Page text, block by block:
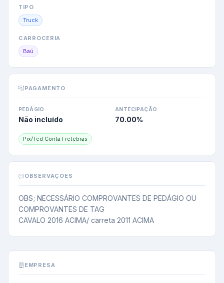
TIPO
Truck
CARROCERIA
Baú
PAGAMENTO
PEDÁGIO
Não incluído
ANTECIPAÇÃO
70.00%
Pix/Ted Conta Fretebras
OBSERVAÇÕES
OBS; NECESSÁRIO COMPROVANTES DE PEDÁGIO OU
COMPROVANTES DE TAG
CAVALO 2016 ACIMA/ carreta 2011 ACIMA
EMPRESA